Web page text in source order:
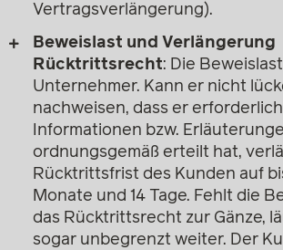
Vertragsverlängerung).
Beweislast und Verlängerung
Rücktrittsrecht: Die
Unternehmer. Kann er nicht
nachweisen, dass er
Informationen bzw.
ordnungsgemäß erteilt hat,
Rücktrittsfrist des Kunden auf
Monate und 14 Tage. Fehlt die
das Rücktrittsrecht zur Gänze,
sogar unbegrenzt weiter. Der